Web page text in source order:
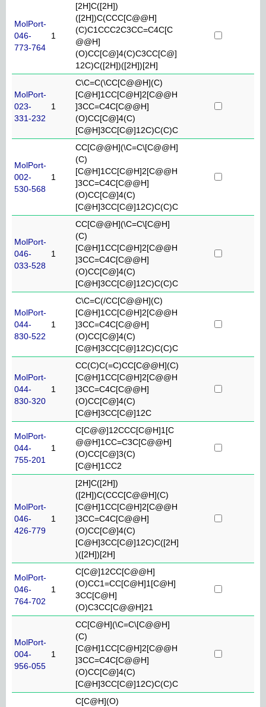
MolPort-
046-
773-764
1
[2H]C([2H])
([2H])C(CCC[C@@H]
(C)C1CCC2C3CC=C4C[C
@@H]
(O)CC[C@]4(C)C3CC[C@]
12C)C([2H])([2H])[2H]
MolPort-
023-
331-232
1
C\C=C(\CC[C@@H](C)
[C@H]1CC[C@H]2[C@@H
]3CC=C4C[C@@H]
(O)CC[C@]4(C)
[C@H]3CC[C@]12C)C(C)C
MolPort-
002-
530-568
1
CC[C@@H](\C=C\[C@@H]
(C)
[C@H]1CC[C@H]2[C@@H
]3CC=C4C[C@@H]
(O)CC[C@]4(C)
[C@H]3CC[C@]12C)C(C)C
MolPort-
046-
033-528
1
CC[C@@H](\C=C\[C@H]
(C)
[C@H]1CC[C@H]2[C@@H
]3CC=C4C[C@@H]
(O)CC[C@]4(C)
[C@H]3CC[C@]12C)C(C)C
MolPort-
044-
830-522
1
C\C=C(/CC[C@@H](C)
[C@H]1CC[C@H]2[C@@H
]3CC=C4C[C@@H]
(O)CC[C@]4(C)
[C@H]3CC[C@]12C)C(C)C
MolPort-
044-
830-320
1
CC(C)C(=C)CC[C@@H](C)
[C@H]1CC[C@H]2[C@@H
]3CC=C4C[C@@H]
(O)CC[C@]4(C)
[C@H]3CC[C@]12C
MolPort-
044-
755-201
1
C[C@@]12CCC[C@H]1[C
@@H]1CC=C3C[C@@H]
(O)CC[C@]3(C)
[C@H]1CC2
MolPort-
046-
426-779
1
[2H]C([2H])
([2H])C(CCC[C@@H](C)
[C@H]1CC[C@H]2[C@@H
]3CC=C4C[C@@H]
(O)CC[C@]4(C)
[C@H]3CC[C@]12C)C([2H]
)([2H])[2H]
MolPort-
046-
764-702
1
C[C@]12CC[C@@H]
(O)CC1=CC[C@H]1[C@H]
3CC[C@H]
(O)C3CC[C@@H]21
MolPort-
004-
956-055
1
CC[C@H](\C=C\[C@@H]
(C)
[C@H]1CC[C@H]2[C@@H
]3CC=C4C[C@@H]
(O)CC[C@]4(C)
[C@H]3CC[C@]12C)C(C)C
C[C@H](O)